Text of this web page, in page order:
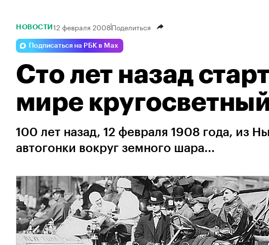
НОВОСТИ 12 февраля 2008Поделиться
Подписаться на РБК в Max
Сто лет назад
мире
100 лет назад, 12 февраля 1908 года, из
автогонки вокруг земного шара...